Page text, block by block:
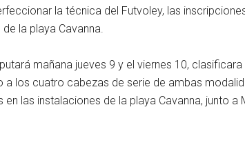
la técnica del Futvoley, las
la playa Cavanna.
mañana jueves 9 y el viernes 10,
a los cuatro cabezas de serie de ambas
en las instalaciones de la playa Cavanna, junto a